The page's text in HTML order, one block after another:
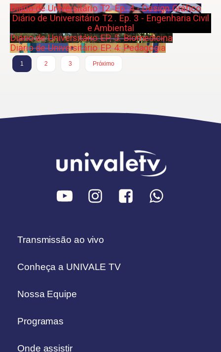
Diário de Universitário T2. Ep. 4 - Design Gráfico
Diário de Universitário T2 . Ep. 3 - Engenharia Civil
e Ambiental
Diário de Universitário EP. 5: Biomedicina
Diário de Universitário EP. 4: Pedagogia
1 2 3 Próximo
Transmissão ao vivo
Conheça a UNIVALE TV
Nossa Equipe
Programas
Onde assistir